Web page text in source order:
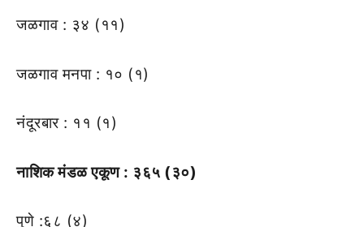
जळगाव : ३४ (११)
जळगाव मनपा : १० (१)
नंदूरबार : ११ (१)
नाशिक मंडळ एकूण : ३६५ (३०)
पुणे :६८ (४)